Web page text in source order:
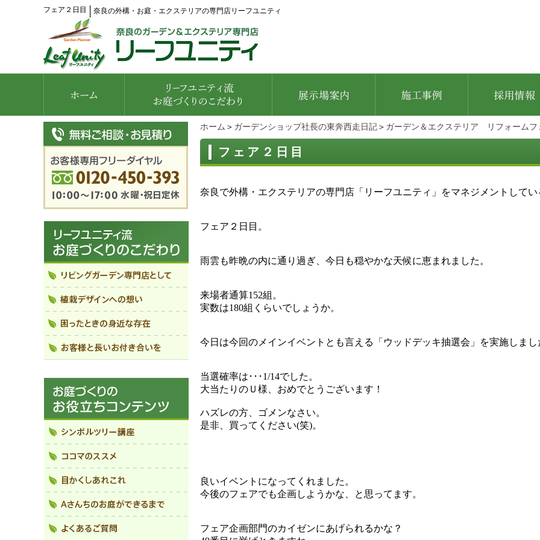
フェア２日目 奈良の外構・お庭・エクステリアの専門店リーフユニティ
ホーム ＞ ガーデンショップ社長の東奔西走日記 ＞ ガーデン＆エクステリア リフォームフ
フェア２日目
奈良で外構・エクステリアの専門店「リーフユニティ」をマネジメントして
フェア２日目。
雨雲も昨晩の内に通り過ぎ、今日も穏やかな天候に恵まれました。
来場者通算152組。
実数は180組くらいでしょうか。
今日は今回のメインイベントとも言える「ウッドデッキ抽選会」を実施しまし
当選確率は･･･1/14でした。
大当たりのＵ様、おめでとうございます！
ハズレの方、ゴメンなさい。
是非、買ってください(笑)。
良いイベントになってくれました。
今後のフェアでも企画しようかな、と思ってます。
フェア企画部門のカイゼンにあげられるかな？